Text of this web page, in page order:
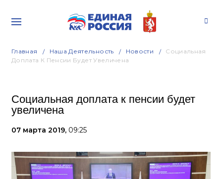
Главная Наша Деятельность Новости
Социальная
Доплата К Пенсии Будет Увеличена
Социальная доплата к пенсии будет
увеличена
07 марта 2019, 09:25